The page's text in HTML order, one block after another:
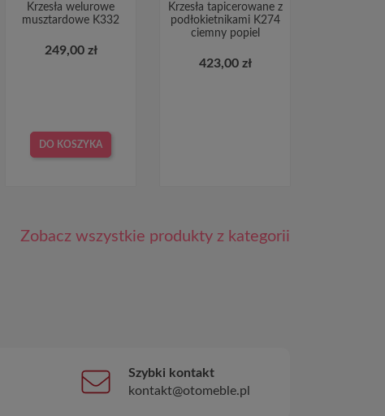
Krzesła welurowe
musztardowe K332
249,00 zł
DO KOSZYKA
Krzesła tapicerowane z
podłokietnikami K274
ciemny popiel
423,00 zł
Zobacz wszystkie produkty z kategorii
Szybki kontakt
kontakt@otomeble.pl